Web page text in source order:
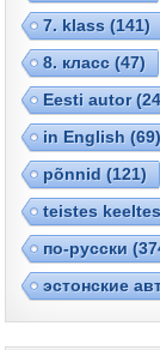
7. klass (141)
8. класс (47)
Eesti autor
in English (69)
põnnid (121)
teistes keeltes
по-русски
эстонские